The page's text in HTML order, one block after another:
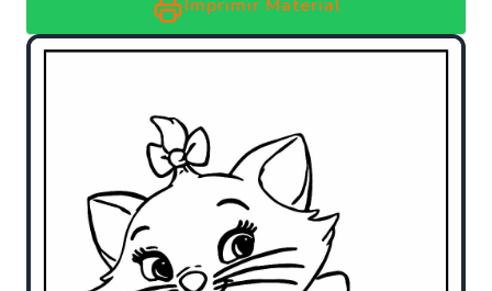
Imprimir Material